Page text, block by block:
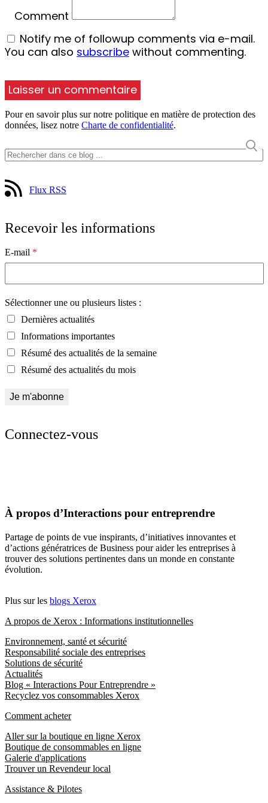
Comment
Notify me of followup comments via e-mail.
You can also subscribe without commenting.
Pour en savoir plus sur notre politique en matière de protection des
données, lisez notre Charte de confidentialité.
Flux RSS
Recevoir les informations
E-mail *
Sélectionner une ou plusieurs listes :
Dernières actualités
Informations importantes
Résumé des actualités de la semaine
Résumé des actualités du mois
Connectez-vous
À propos d’Interactions pour entreprendre
Partage de points de vue inspirants, d’initiatives innovantes et
d’actions génératrices de Business pour aider les entreprises à
trouver des solutions pertinentes dans un monde en constante
évolution.
Plus sur les blogs Xerox
A propos de Xerox : Informations institutionnelles
Environnement, santé et sécurité
Responsabilité sociale des entreprises
Solutions de sécurité
Actualités
Blog « Interactions Pour Entreprendre »
Recyclez vos consommables Xerox
Comment acheter
Aller sur la boutique en ligne Xerox
Boutique de consommables en ligne
Galerie d'applications
Trouver un Revendeur local
Assistance & Pilotes